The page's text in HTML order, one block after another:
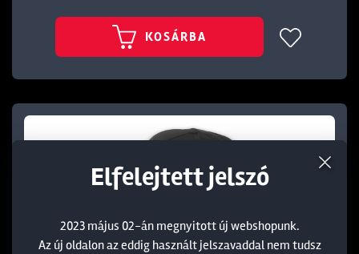
KOSÁRBA
Elfelejtett jelszó
2023 május 02-án megnyitott új webshopunk.
Az új oldalon az eddig használt jelszavaddal nem tudsz